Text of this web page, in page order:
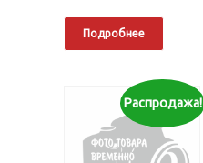
Подробнее
Распродажа!